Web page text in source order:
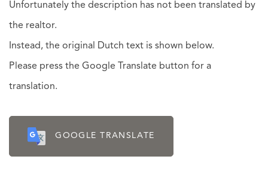
Unfortunately the description has not been translated by
the realtor.
Instead, the original Dutch text is shown below.
Please press the Google Translate button for a
translation.
GOOGLE TRANSLATE